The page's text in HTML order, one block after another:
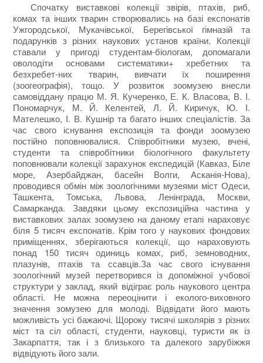
Спочатку виставкові колекції звірів, птахів, риб,
комах та інших тварин створювались на базі експонатів
Ужгородської, Мукачівської, Берегівської гімназій та
подарунків з різних наукових установ країни. Колекції
ставали у пригоді студентам-біологам, допомагали
оволодіти основами систематики+ хребетних та
безхребет-них тварин, вивчати їх поширення
(зоогеографія), тощо. У розвиток зоомузею внесли
самовіддану працю М. Я. Кучеренко, Е. К. Власова, В. І.
Пономарчук, М. Й. Келентей, Л. Й. Киричук, Ю. І.
Мателешко, І. В. Кушнір та багато інших спеціалістів. За
час свого існування експозиція та фонди зоомузею
постійно поповнювалися. Співробітники музею, вчені,
студенти та співробітники біологічного факультету
поповнювали колекції зарахунок експедицій (Кавказ, Біле
море, Азербайджан, басейн Волги, Асканія-Нова),
проводився обмін між зоологічними музеями міст Одеси,
Ташкента, Томська, Львова, Ленінграда, Москви,
Самарканда. Завдяки цьому експозиційна частина у
виставкових залах зоомузею на даному етапі нараховує
біля 5 тисяч експонатів. Крім того у наукових фондових
приміщеннях, зберігаються колекції, що нараховують
понад 150 тисяч одиниць комах, риб, земноводних,
плазунів, птахів та ссавців.За час свого існування
зоологічний музей перетворився із допоміжної учбової
структури у заклад, який відіграє роль наукового центра
області. Не можна переоцінити і еколого-виховного
значення зомузею для молоді. Відвідати його мають
можливість усі бажаючі. Щороку тисячі школярів з різних
міст та сіл області, студенти, науковці, туристи як із
Закарпаття, так і з близького та далекого зарубіжжя
відвідують його зали.